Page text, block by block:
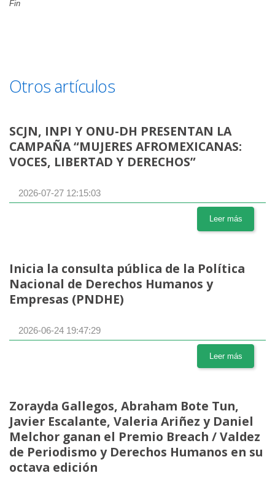
Fin
Otros artículos
SCJN, INPI Y ONU-DH PRESENTAN LA
CAMPAÑA “MUJERES AFROMEXICANAS:
VOCES, LIBERTAD Y DERECHOS”
2026-07-27 12:15:03
Leer más
Inicia la consulta pública de la Política
Nacional de Derechos Humanos y
Empresas (PNDHE)
2026-06-24 19:47:29
Leer más
Zorayda Gallegos, Abraham Bote Tun,
Javier Escalante, Valeria Ariñez y Daniel
Melchor ganan el Premio Breach / Valdez
de Periodismo y Derechos Humanos en su
octava edición